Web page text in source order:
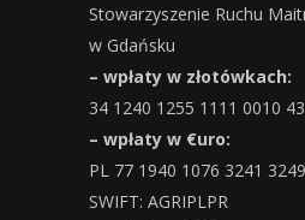
Stowarzyszenie Ruchu
w Gdańsku
– wpłaty w złotówkach:
34 1240 1255 1111 0010
– wpłaty w €uro:
PL 77 1940 1076 3241
SWIFT: AGRIPLPR